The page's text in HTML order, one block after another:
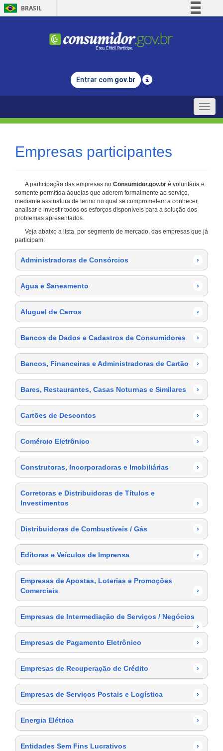
BRASIL
Comunica BR
Legislação
Entrar com gov.br
Toggle
Empresas participantes
A participação das empresas no Consumidor.gov.br é voluntária e
somente permitida àquelas que aderem formalmente ao serviço,
mediante assinatura de termo no qual se comprometem a conhecer,
analisar e investir todos os esforços disponíveis para a solução dos
problemas apresentados.
Veja abaixo a lista, por segmento de mercado, das empresas que já
participam:
Administradoras de Consórcios ›
Agua e Saneamento ›
Aluguel de Carros ›
Bancos de Dados e Cadastros de Consumidores ›
Bancos, Financeiras e Administradoras de Cartão ›
Bares, Restaurantes, Casas Noturnas e Similares ›
Cartões de Descontos ›
Comércio Eletrônico ›
Construtoras, Incorporadoras e Imobiliárias ›
Corretoras e Distribuidoras de Títulos e
Investimentos
›
Distribuidoras de Combustíveis / Gás ›
Editoras e Veículos de Imprensa ›
Empresas de Apostas, Loterias e Promoções
Comerciais
›
Empresas de Intermediação de Serviços / Negócios
›
Empresas de Pagamento Eletrônico
›
Empresas de Recuperação de Crédito ›
Empresas de Serviços Postais e Logística ›
Energia Elétrica ›
Entidades Sem Fins Lucrativos ›